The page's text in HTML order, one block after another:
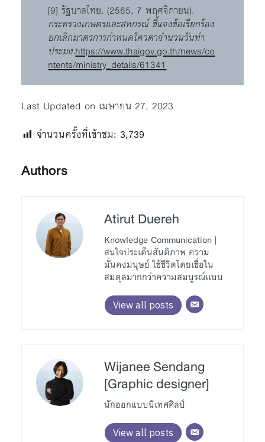
[9] รัฐบาลไทย. (2565, 7 พฤศจิกายน).
กระทรวงเกษตรและสหกรณ์ ชี้แจงข้อเรียกร้อง
ยกเลิกมาตรการกำหนดโควตาจำนวนวันทำ
ประมง.https://www.thaigov.go.th/news/co
ntents/ministry_details/61341
Last Updated on เมษายน 27, 2023
จำนวนครั้งที่เข้าชม: 3,739
Authors
Atirut Duereh
Knowledge Communication |
สนใจประเด็นสันติภาพ ความ
มั่นคงมนุษย์ ใช้ชีวิตโดยเชื่อใน
สมดุลมากกว่าความสมบูรณ์เเบบ
View all posts
Wijanee Sendang
[Graphic designer]
นักออกแบบนิเทศศิลป์
View all posts